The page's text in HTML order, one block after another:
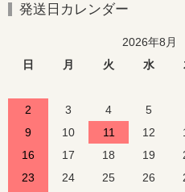
発送日カレンダー
2026年8月
日
月 火 水
2
3 4 5
9
10 11 12
16
17 18 19
23
24 25 26